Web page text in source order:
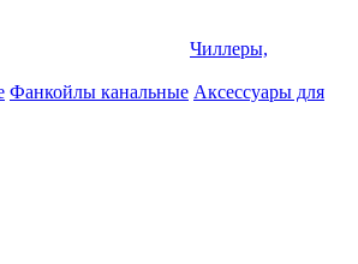
Чиллеры,
Фанкойлы канальные Аксессуары для